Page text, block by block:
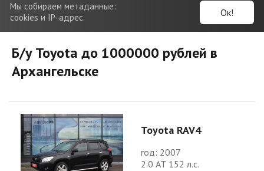
Мы собираем метаданные:
cookies и IP-адрес.
Ок!
Б/у Toyota до 1000000 рублей в
Архангельске
Toyota RAV4
год: 2007
2.0 АТ 152 л.с.